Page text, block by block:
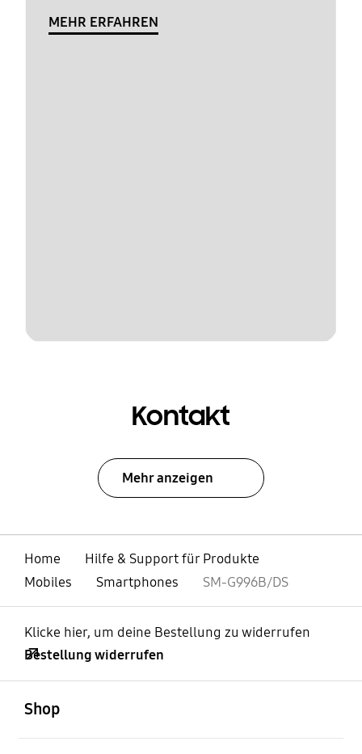
MEHR ERFAHREN
Kontakt
Mehr anzeigen
Home
Hilfe & Support für Produkte
Mobiles
Smartphones SM-G996B/DS
Klicke hier, um deine Bestellung zu widerrufen
Bestellung widerrufen
Shop